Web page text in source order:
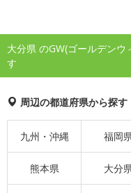
大分県 のGW(ゴールデン
す
周辺の都道府県から探す
九州・沖縄 福岡
熊本県 大分